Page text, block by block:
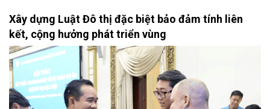
Xây dựng Luật Đô thị đặc biệt bảo đảm tính liên
kết, cộng hưởng phát triển vùng